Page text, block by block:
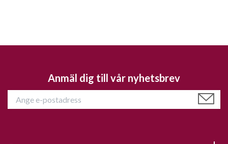
Anmäl dig till vår nyhetsbrev